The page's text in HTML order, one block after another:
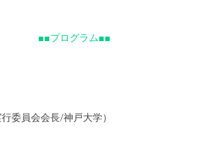
■■プログラム■■
委員会会長/神戸大学）